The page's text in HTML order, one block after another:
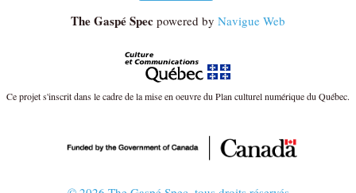
The Gaspé Spec powered by Navigue Web
Ce projet s'inscrit dans le cadre de la mise en oeuvre du Plan culturel numérique du Québec.